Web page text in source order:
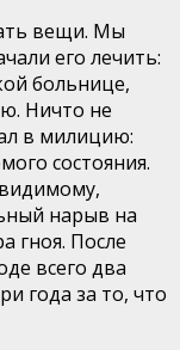
вещи. Мы
его лечить:
больнице,
Ничто не
в милицию:
состояния.
нарыв на
гноя. После
всего два
года за то, что